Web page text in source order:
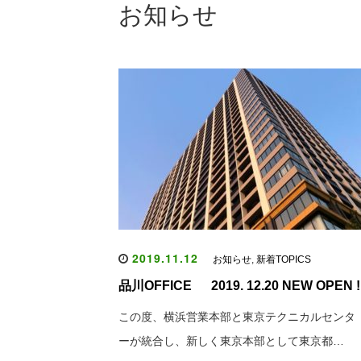
お知らせ
2019.11.12 お知らせ, 新着TOPICS
品川OFFICE 2019. 12.20 NEW OPEN
この度、横浜営業本部と東京テクニカルセンタ
ーが統合し、新しく東京本部として東京都…